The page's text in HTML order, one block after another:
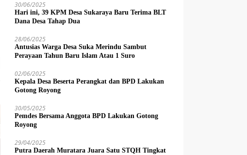
30/06/2025
Hari ini, 39 KPM Desa Sukaraya Baru Terima BLT
Dana Desa Tahap Dua
28/06/2025
Antusias Warga Desa Suka Merindu Sambut
Perayaan Tahun Baru Islam Atau 1 Suro
02/06/2025
Kepala Desa Beserta Perangkat dan BPD Lakukan
Gotong Royong
30/05/2025
Pemdes Bersama Anggota BPD Lakukan Gotong
Royong
29/04/2025
Putra Daerah Muratara Juara Satu STQH Tingkat